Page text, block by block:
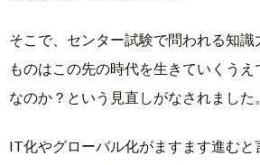
そこで、センター試験で問われる知識
ものはこの先の時代を生きていくう
なのか？という見直しがなされました。
IT化やグローバル化がますます進む